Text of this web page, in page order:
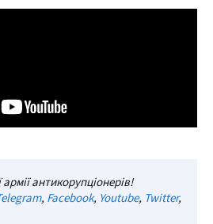
антикорупціонерів!
, Facebook, Youtube, Twitter,